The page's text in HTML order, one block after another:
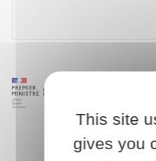
This site
gives you